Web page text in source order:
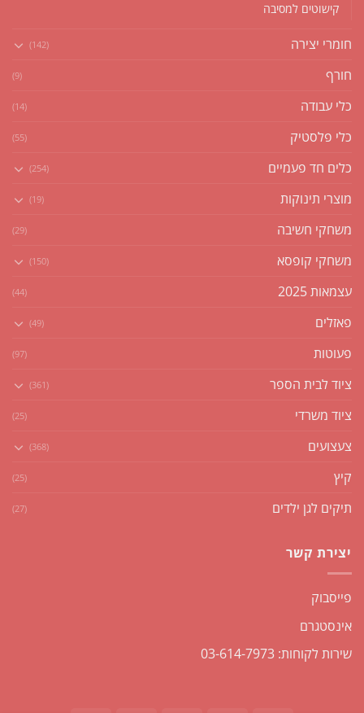
קישוטים למסיבה
חומרי יצירה (142)
חורף (9)
כלי עבודה (14)
כלי פלסטיק (55)
כלים חד פעמיים (254)
מוצרי תינוקות (19)
משחקי חשיבה (29)
משחקי קופסא (150)
עצמאות 2025 (44)
פאזלים (49)
פעוטות (97)
ציוד לבית הספר (361)
ציוד משרדי (25)
צעצועים (368)
קיץ (25)
תיקים לגן ילדים (27)
יצירת קשר
פייסבוק
אינסטגרם
שירות לקוחות: 03-614-7973